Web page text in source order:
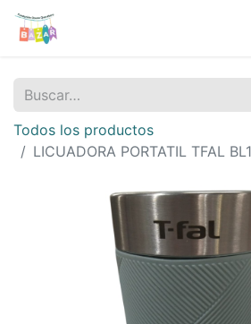
Todos los productos
LICUADORA PORTATIL TFAL